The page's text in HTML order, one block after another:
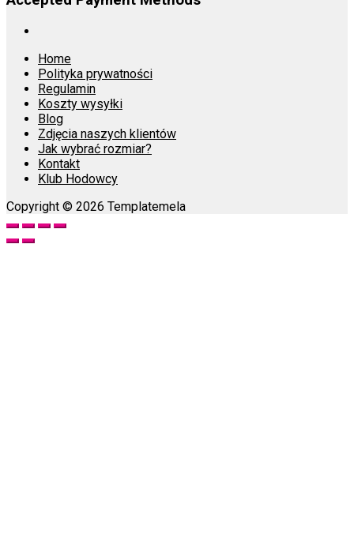
Home
Polityka prywatności
Regulamin
Koszty wysyłki
Blog
Zdjęcia naszych klientów
Jak wybrać rozmiar?
Kontakt
Klub Hodowcy
Copyright © 2026 Templatemela